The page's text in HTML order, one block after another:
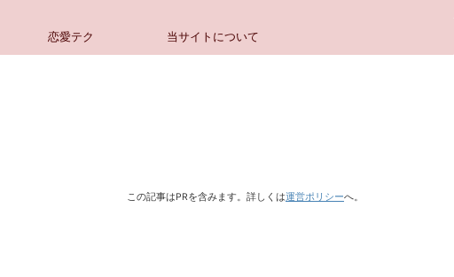
恋愛テク 当サイトについて
この記事はPRを含みます。詳しくは運営ポリシーへ。